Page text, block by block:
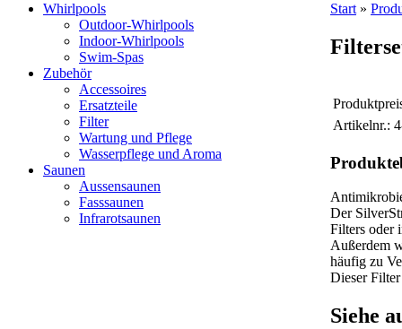
Start »
Artikelnr.:
Der
Filters oder
Außerdem
häufig zu
Dieser
Siehe
Whirlpools
Outdoor-Whirlpools
Indoor-Whirlpools
Swim-Spas
Zubehör
Accessoires
Ersatzteile
Filter
Wartung und Pflege
Wasserpflege und Aroma
Saunen
Aussensaunen
Fasssaunen
Infrarotsaunen